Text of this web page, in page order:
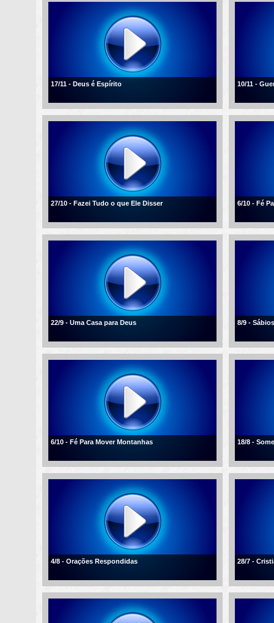
17/11 - Deus é Espírito 10/11 -
27/10 - Fazei Tudo o que Ele Disser 6/10 - Fé
22/9 - Uma Casa para Deus 8/9 -
6/10 - Fé Para Mover Montanhas 18/8 -
4/8 - Orações Respondidas 28/7 -